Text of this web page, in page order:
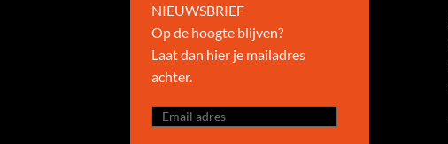
NIEUWSBRIEF
Op de hoogte blijven?
Laat dan hier je mailadres
achter.